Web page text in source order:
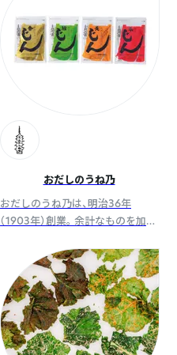
おだしのうね乃
おだしのうね乃は、明治36年
（1903年）創業。 余計なものを加え
人たちが昔ながらの製法で、手間
ひまかけて、丁寧に製造していま
す。